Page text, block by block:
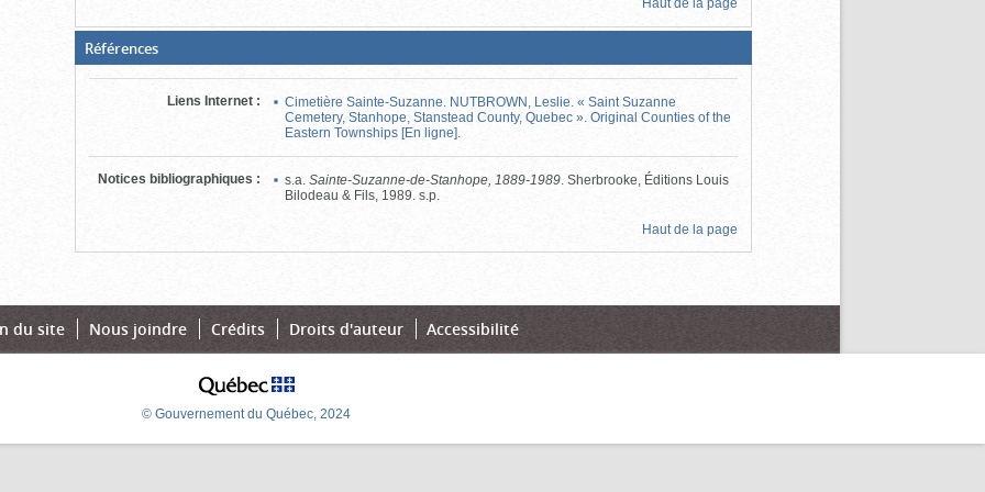
Haut de la page
Références(Boite
fermée,
cliquer
pour
ouvrir)
Liens Internet :
Cimetière Sainte-Suzanne. NUTBROWN, Leslie. « Saint Suzanne
Cemetery, Stanhope, Stanstead County, Quebec ». Original Counties of the
Eastern Townships [En ligne].
Notices bibliographiques : s.a.Sainte-Suzanne-de-Stanhope, 1889-1989. Sherbrooke, Éditions Louis
Bilodeau & Fils, 1989. s.p.
Haut de la page
du site Nous joindre Crédits Droits d'auteur Accessibilité
© Gouvernement du Québec, 2024